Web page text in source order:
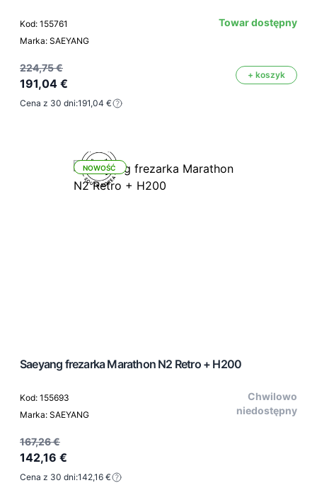
Kod: 155761
Marka: SAEYANG
Towar dostępny
224,75 €
191,04 €
+ koszyk
Cena z 30 dni:191,04 €
NOWOŚĆ
Saeyang frezarka Marathon N2 Retro + H200
Kod: 155693
Marka: SAEYANG
Chwilowo
niedostępny
167,26 €
142,16 €
Cena z 30 dni:142,16 €